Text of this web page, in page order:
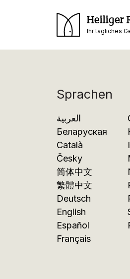
Heiliger
Ihr tägliches
Sprachen
العربية
Беларуская
Català
Česky
简体中文
繁體中文
Deutsch
English
Español
Français